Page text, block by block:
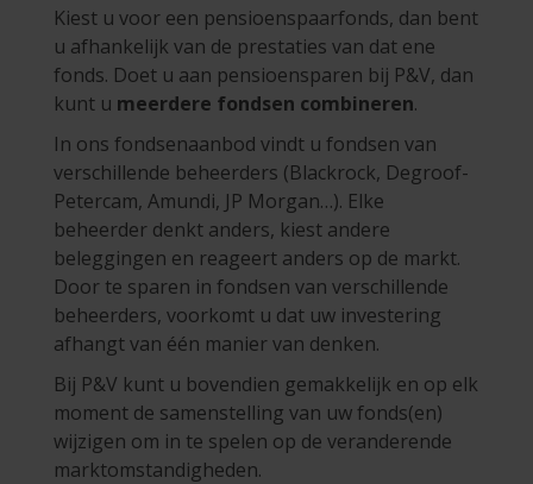
Kiest u voor een pensioenspaarfonds, dan bent
u afhankelijk van de prestaties van dat ene
fonds. Doet u aan pensioensparen bij P&V, dan
kunt u meerdere fondsen combineren.
In ons fondsenaanbod vindt u fondsen van
verschillende beheerders (Blackrock, Degroof-
Petercam, Amundi, JP Morgan…). Elke
beheerder denkt anders, kiest andere
beleggingen en reageert anders op de markt.
Door te sparen in fondsen van verschillende
beheerders, voorkomt u dat uw investering
afhangt van één manier van denken.
Bij P&V kunt u bovendien gemakkelijk en op elk
moment de samenstelling van uw fonds(en)
wijzigen om in te spelen op de veranderende
marktomstandigheden.